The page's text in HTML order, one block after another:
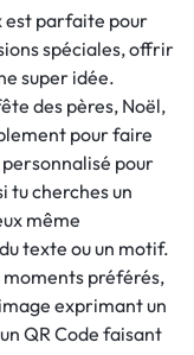
est parfaite pour
spéciales, offrir
super idée.
des pères, Noël,
pour faire
pour
tu cherches un
même
texte ou un motif.
moments préférés,
exprimant un
QR Code faisant